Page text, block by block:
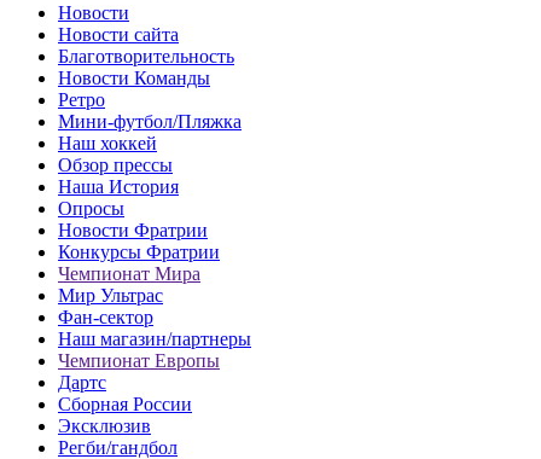
Новости
Новости сайта
Благотворительность
Новости Команды
Ретро
Мини-футбол/Пляжка
Наш хоккей
Обзор прессы
Наша История
Опросы
Новости Фратрии
Конкурсы Фратрии
Чемпионат Мира
Мир Ультрас
Фан-cектор
Наш магазин/партнеры
Чемпионат Европы
Дартс
Сборная России
Эксклюзив
Регби/гандбол